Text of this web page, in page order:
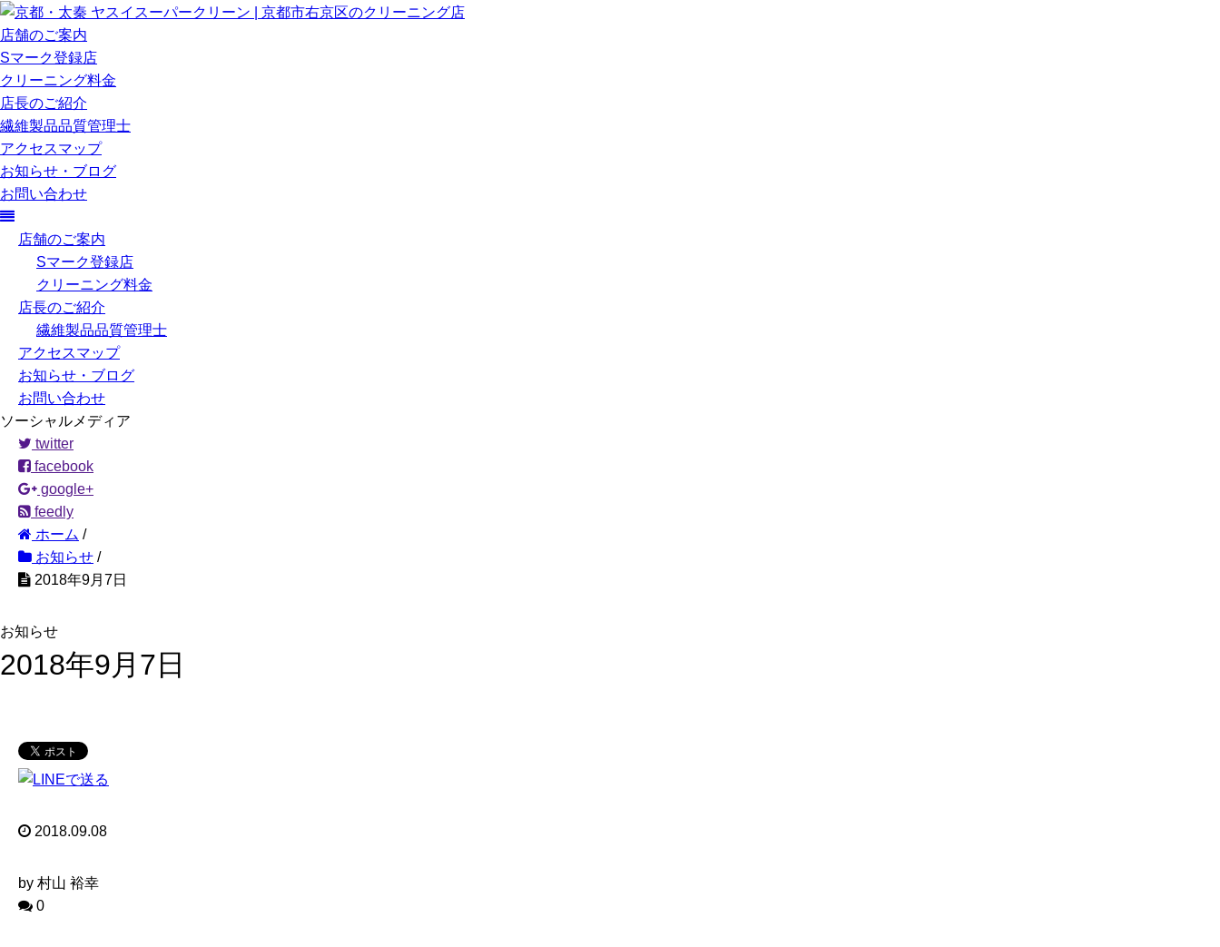
店舗のご案内
Sマーク登録店
クリーニング料金
店長のご紹介
繊維製品品質管理士
アクセスマップ
お知らせ・ブログ
お問い合わせ
店舗のご案内
Sマーク登録店
クリーニング料金
店長のご紹介
繊維製品品質管理士
アクセスマップ
お知らせ・ブログ
お問い合わせ
ソーシャルメディア
twitter
facebook
google+
feedly
ホーム /
お知らせ /
2018年9月7日
お知らせ
2018年9月7日
2018.09.08
by 村山 裕幸
0